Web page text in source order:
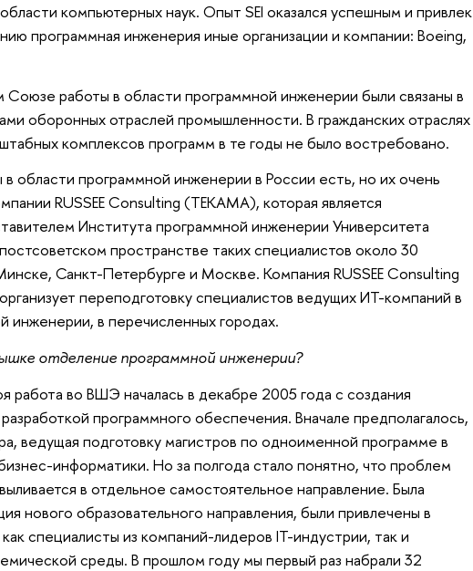
компьютерных наук. Опыт SEI оказался успешным и привлек
программная инженерия иные организации и компании: Boeing,
работы в области программной инженерии были связаны в
оборонных отраслей промышленности. В гражданских отраслях
комплексов программ в те годы не было востребовано.
области программной инженерии в России есть, но их очень
RUSSEE Consulting (ТЕКАМА), которая является
Института программной инженерии Университета
пространстве таких специалистов около 30
Санкт-Петербурге и Москве. Компания RUSSEE Consulting
переподготовку специалистов ведущих ИТ-компаний в
инженерии, в перечисленных городах.
отделение программной инженерии?
во ВШЭ началась в декабре 2005 года с создания
программного обеспечения. Вначале предполагалось,
ведущая подготовку магистров по одноименной программе в
информатики. Но за полгода стало понятно, что проблем
в отдельное самостоятельное направление. Была
нового образовательного направления, были привлечены в
специалисты из компаний-лидеров IT-индустрии, так и
среды. В прошлом году мы первый раз набрали 32